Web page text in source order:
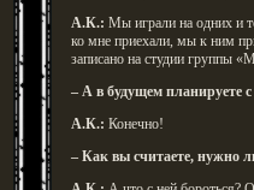
А.К.: Мы играли на одних и
ко мне приехали, мы к ним
записано на студии группы
– А в будущем планируете
А.К.: Конечно!
– Как вы считаете, нужно